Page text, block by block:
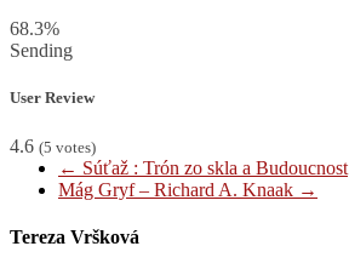
68.3%
Sending
User Review
4.6 (5 votes)
← Súťaž : Trón zo skla a Budoucnost
Mág Gryf – Richard A. Knaak →
Tereza Vršková